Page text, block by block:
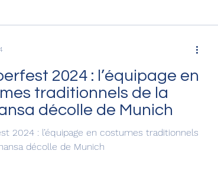
2024 : l’équipage en
traditionnels de la
décolle de Munich
2024 : l’équipage en costumes traditionnels
décolle de Munich